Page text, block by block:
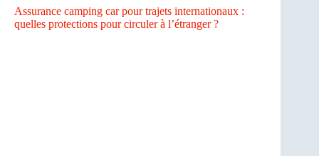
Assurance camping car pour trajets internationaux :
quelles protections pour circuler à l’étranger ?